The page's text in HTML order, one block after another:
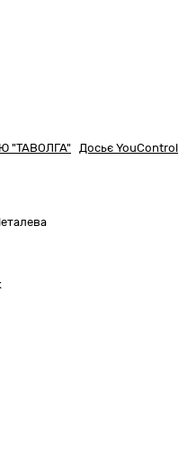
"ТАВОЛГА" Досьє YouControl